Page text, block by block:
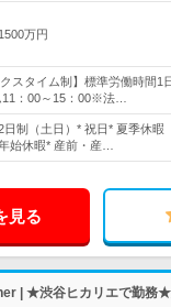
万円
スタイム制】標準労働時間1
11：00～15：00※法…
日制（土日）* 祝日* 夏季休暇
始休暇* 産前・産…
見る
| ★渋谷ヒカリエで勤